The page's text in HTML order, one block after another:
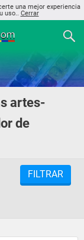
una mejor experiencia
uso.. Cerrar
artes-
de
FILTRAR